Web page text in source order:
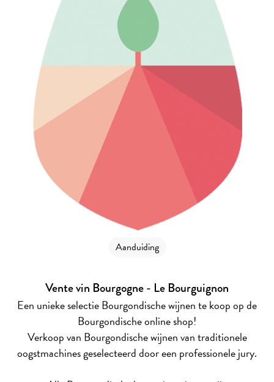
Aanduiding
Vente vin Bourgogne - Le Bourguignon
Een unieke selectie Bourgondische wijnen te koop op de
Bourgondische online shop!
Verkoop van Bourgondische wijnen van traditionele
oogstmachines geselecteerd door een professionele jury.